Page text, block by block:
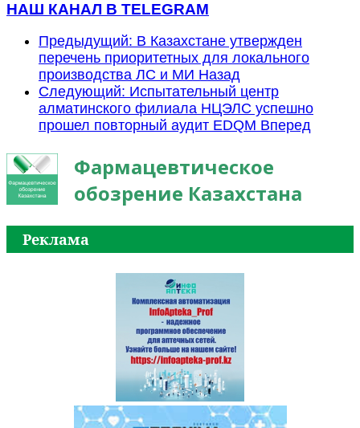
НАШ КАНАЛ В TELEGRAM
Предыдущий: В Казахстане утвержден
перечень приоритетных для локального
производства ЛС и МИ Назад
Следующий: Испытательный центр
алматинского филиала НЦЭЛС успешно
прошел повторный аудит EDQM Вперед
Фармацевтическое
обозрение Казахстана
Реклама